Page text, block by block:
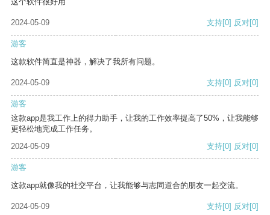
2024-05-09 支持[0] 反对[0]
游客
这款软件简直是神器，解决了我所有问题。
2024-05-09 支持[0] 反对[0]
游客
这款app是我工作上的得力助手，让我的工作效率提高了50%，让我能够
更轻松地完成工作任务。
2024-05-09
支持[0] 反对[0]
游客
这款app就像我的社交平台，让我能够与志同道合的朋友一起交流。
2024-05-09 支持[0] 反对[0]